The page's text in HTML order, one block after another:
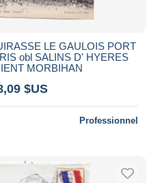
jours
LE GAULOIS PORT
obl SALINS D' HYERES
MORBIHAN
$US
Professionnel